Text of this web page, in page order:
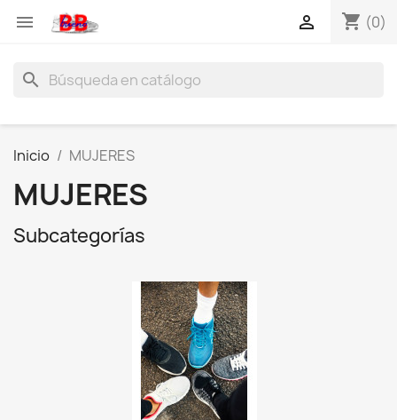
 shopping_cart (0)

search
Inicio MUJERES
MUJERES
Subcategorías